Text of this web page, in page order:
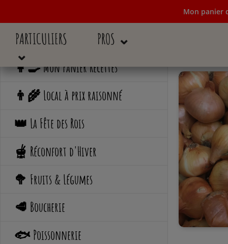
Mon panier
PARTICULIERS
⌄
PROS ⌄ Mon panier
👩‍🍳 Mon Panier Recettes
👨‍🌾 Local à prix raisonné
👑 La Fête des Rois
🫕 Réconfort d'Hiver
🥦 Fruits & Légumes
🥩 Boucherie
🐟 Poissonnerie